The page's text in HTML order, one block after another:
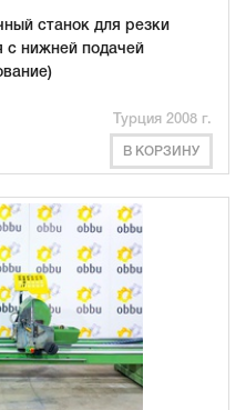
станок для резки
нижней подачей
Турция 2008 г.
В КОРЗИНУ